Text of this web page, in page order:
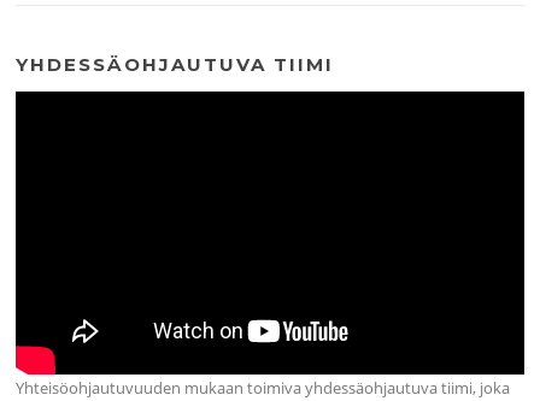
YHDESSÄOHJAUTUVA TIIMI
Yhteisöohjautuvuuden mukaan toimiva yhdessäohjautuva tiimi, joka